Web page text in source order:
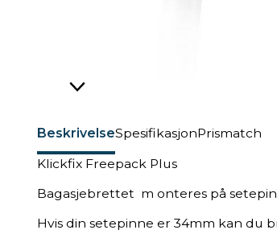
BeskrivelseSpesifikasjonPrismatch
Klickfix Freepack Plus
Bagasjebrettet m onteres på
Hvis din setepinne er 34mm kan du